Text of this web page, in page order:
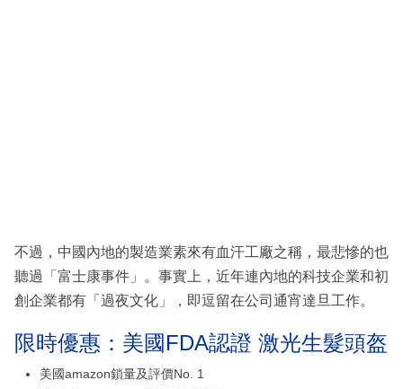
不過，中國內地的製造業素來有血汗工廠之稱，最悲慘的也
聽過「富士康事件」。事實上，近年連內地的科技企業和初
創企業都有「過夜文化」，即逗留在公司通宵達旦工作。
限時優惠：美國FDA認證 激光生髮頭盔
美國amazon鎖量及評價No. 1